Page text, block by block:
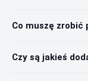
Co muszę zrobić
Czy są jakieś